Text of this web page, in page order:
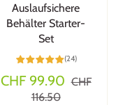
Auslaufsichere
Behälter Starter-
Set
(24)
CHF 99.90 CHF
116.50